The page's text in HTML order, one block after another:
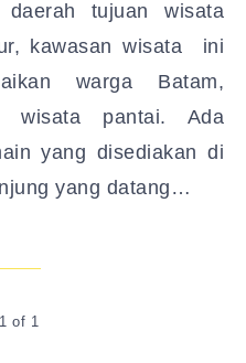
tujuan wisata
kawasan wisata ini
warga Batam,
wisata pantai. Ada
yang disediakan di
yang datang…
of 1